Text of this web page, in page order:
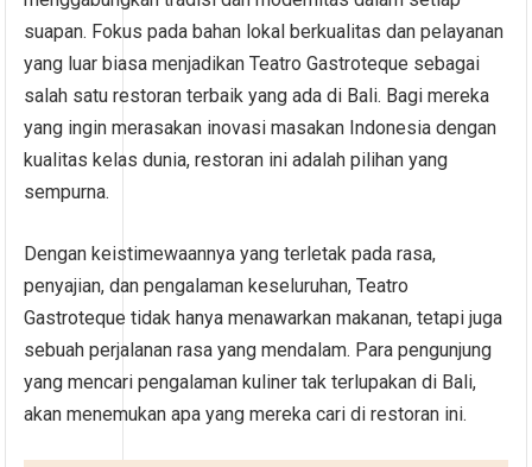
suapan. Fokus pada bahan lokal berkualitas dan pelayanan
yang luar biasa menjadikan Teatro Gastroteque sebagai
salah satu restoran terbaik yang ada di Bali. Bagi mereka
yang ingin merasakan inovasi masakan Indonesia dengan
kualitas kelas dunia, restoran ini adalah pilihan yang
sempurna.
Dengan keistimewaannya yang terletak pada rasa,
penyajian, dan pengalaman keseluruhan, Teatro
Gastroteque tidak hanya menawarkan makanan, tetapi juga
sebuah perjalanan rasa yang mendalam. Para pengunjung
yang mencari pengalaman kuliner tak terlupakan di Bali,
akan menemukan apa yang mereka cari di restoran ini.